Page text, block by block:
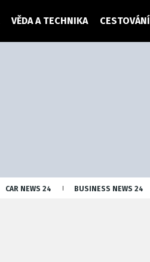
VĚDA A TECHNIKA CESTOVÁNÍ
CAR NEWS 24 BUSINESS NEWS 24